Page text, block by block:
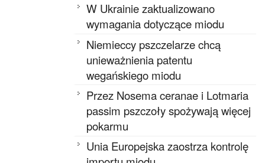
W Ukrainie zaktualizowano
wymagania dotyczące miodu
Niemieccy pszczelarze chcą
unieważnienia patentu
wegańskiego miodu
Przez Nosema ceranae i Lotmaria
passim pszczoły spożywają więcej
pokarmu
Unia Europejska zaostrza kontrolę